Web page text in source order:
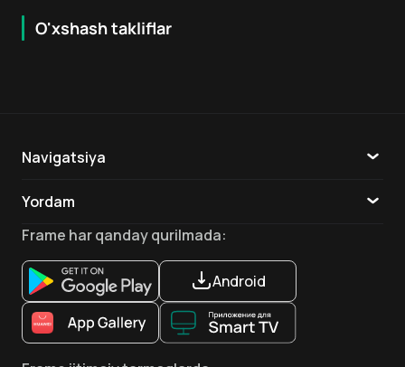
O'xshash takliflar
16 + 7.9
Navigatsiya
Yordam
Aloqa
Ilovalar
Frame har qanday qurilmada:
Android